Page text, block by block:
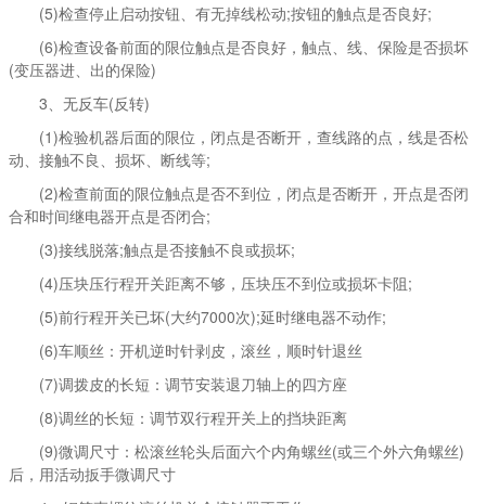
(5)检查停止启动按钮、有无掉线松动;按钮的触点是否良好;
(6)检查设备前面的限位触点是否良好，触点、线、保险是否损坏
(变压器进、出的保险)
3、无反车(反转)
(1)检验机器后面的限位，闭点是否断开，查线路的点，线是否松
动、接触不良、损坏、断线等;
(2)检查前面的限位触点是否不到位，闭点是否断开，开点是否闭
合和时间继电器开点是否闭合;
(3)接线脱落;触点是否接触不良或损坏;
(4)压块压行程开关距离不够，压块压不到位或损坏卡阻;
(5)前行程开关已坏(大约7000次);延时继电器不动作;
(6)车顺丝：开机逆时针剥皮，滚丝，顺时针退丝
(7)调拨皮的长短：调节安装退刀轴上的四方座
(8)调丝的长短：调节双行程开关上的挡块距离
(9)微调尺寸：松滚丝轮头后面六个内角螺丝(或三个外六角螺丝)
后，用活动扳手微调尺寸